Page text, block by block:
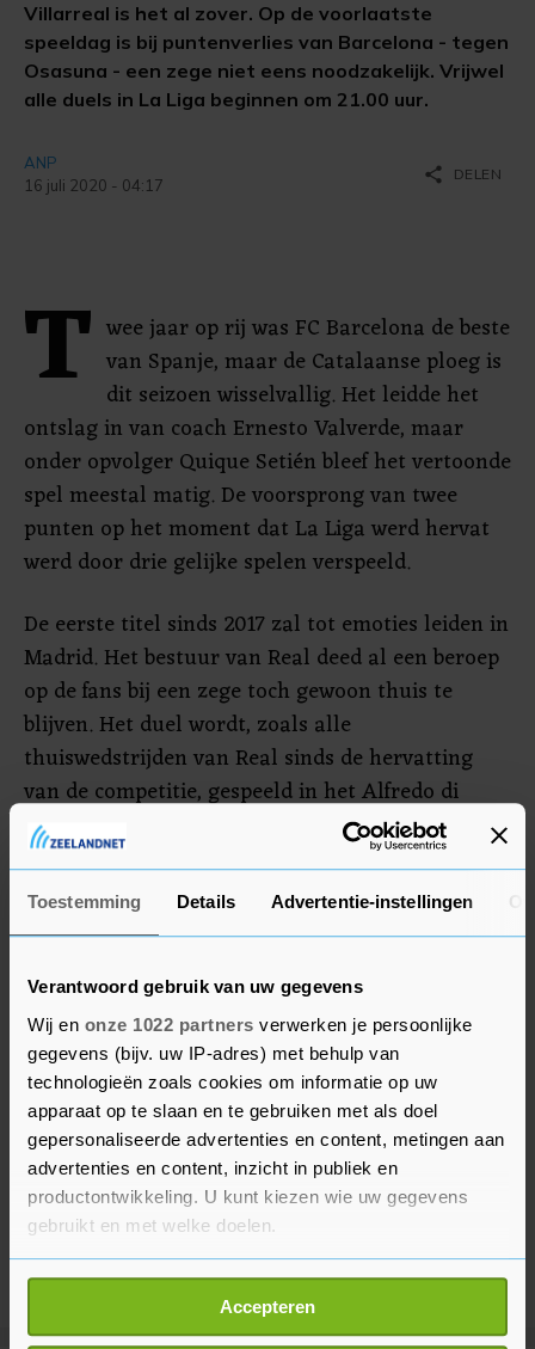
Toestemming Details Advertentie-instellingen
Verantwoord gebruik van uw gegevens
Wij en onze 1022 partners verwerken je persoonlijke
gegevens (bijv. uw IP-adres) met behulp van
technologieën zoals cookies om informatie op uw
apparaat op te slaan en te gebruiken met als doel
gepersonaliseerde advertenties en content, metingen aan
advertenties en content, inzicht in publiek en
productontwikkeling. U kunt kiezen wie uw gegevens
gebruikt en met welke doelen.
Als u het toestaat, willen we ook graag:
Informatie verzamelen over uw geografische
locatie, die tot een paar meter nauwkeurig kan zijn
Accepteren
Villarreal is het al zover. Op de voorlaatste
speeldag is bij puntenverlies van Barcelona - tegen
Osasuna - een zege niet eens noodzakelijk. Vrijwel
alle duels in La Liga beginnen om 21.00 uur.
ANP
16 juli 2020 - 04:17
share DELEN
T wee jaar op rij was FC Barcelona de beste
van Spanje, maar de Catalaanse ploeg is
dit seizoen wisselvallig. Het leidde het
ontslag in van coach Ernesto Valverde, maar
onder opvolger Quique Setién bleef het vertoonde
spel meestal matig. De voorsprong van twee
punten op het moment dat La Liga werd hervat
werd door drie gelijke spelen verspeeld.
De eerste titel sinds 2017 zal tot emoties leiden in
Madrid. Het bestuur van Real deed al een beroep
op de fans bij een zege toch gewoon thuis te
blijven. Het duel wordt, zoals alle
thuiswedstrijden van Real sinds de hervatting
van de competitie, gespeeld in het Alfredo di
Stéfano-stadion op het trainingscomplex van de
Madrilenen.